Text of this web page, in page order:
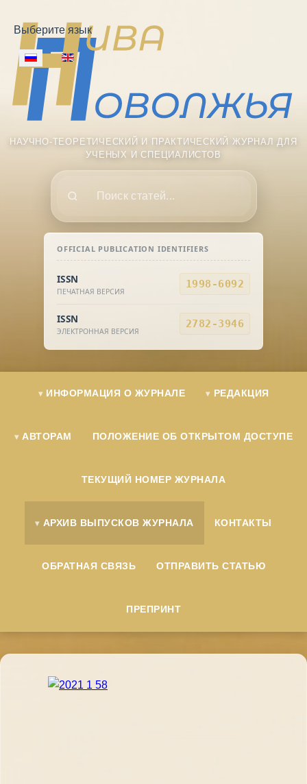
Выберите язык
OFFICIAL PUBLICATION IDENTIFIERS
ISSN
ПЕЧАТНАЯ ВЕРСИЯ
1998-6092
ISSN
ЭЛЕКТРОННАЯ ВЕРСИЯ
2782-3946
НАУЧНО-ТЕОРЕТИЧЕСКИЙ И ПРАКТИЧЕСКИЙ ЖУРНАЛ ДЛЯ
УЧЕНЫХ И СПЕЦИАЛИСТОВ
ИНФОРМАЦИЯ О ЖУРНАЛЕ РЕДАКЦИЯ
АВТОРАМ ПОЛОЖЕНИЕ ОБ ОТКРЫТОМ ДОСТУПЕ
ТЕКУЩИЙ НОМЕР ЖУРНАЛА
АРХИВ ВЫПУСКОВ ЖУРНАЛА КОНТАКТЫ
ОБРАТНАЯ СВЯЗЬ ОТПРАВИТЬ СТАТЬЮ
ПРЕПРИНТ